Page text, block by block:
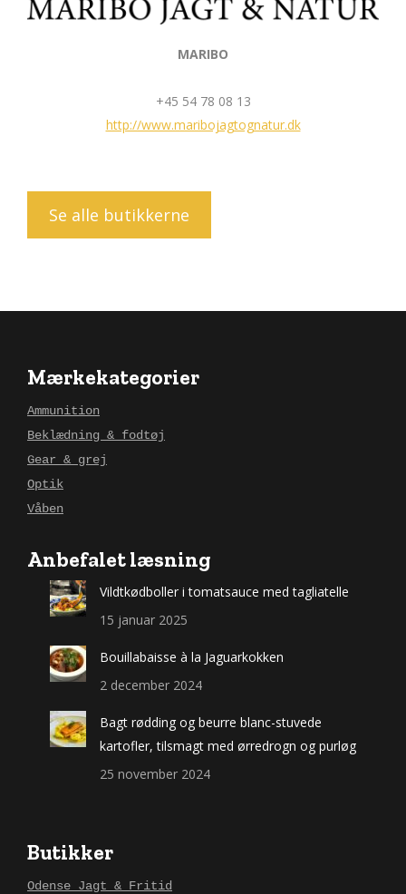
MARIBO
+45 54 78 08 13
http://www.maribojagtognatur.dk
Se alle butikkerne
Mærkekategorier
Ammunition
Beklædning & fodtøj
Gear & grej
Optik
Våben
Anbefalet læsning
Vildtkødboller i tomatsauce med tagliatelle
15 januar 2025
Bouillabaisse à la Jaguarkokken
2 december 2024
Bagt rødding og beurre blanc-stuvede
kartofler, tilsmagt med ørredrogn og purløg
25 november 2024
Butikker
Odense Jagt & Fritid